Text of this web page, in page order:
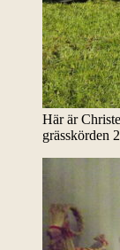
Här är
grässkörden